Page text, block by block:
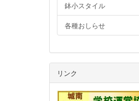
鉢小スタイル
各種おしらせ
リンク